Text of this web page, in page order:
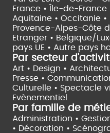
France •
Île-de-France
Aquitaine • Occitanie •
Provence-Alpes-Côte
Etranger • Belgique/
pays UE • Autre pays
Par secteur
Art • Design •
Presse •
Culturelle • Spectacle
Evènementiel
Par famille de
Administration •
• Décoration •